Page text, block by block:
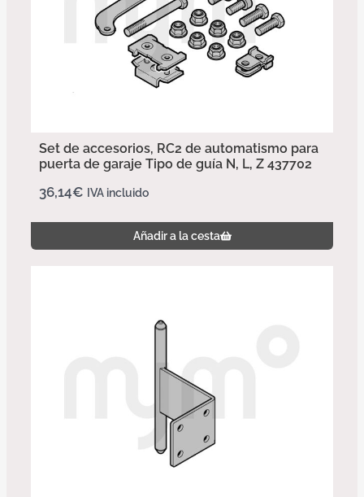
Set de accesorios, RC2 de automatismo para
puerta de garaje Tipo de guía N, L, Z 437702
36,14€ IVA incluido
Añadir a la cesta